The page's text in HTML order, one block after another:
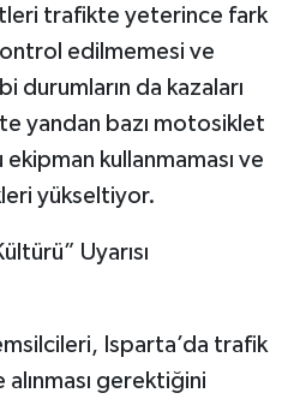
trafikte yeterince fark
edilmemesi ve
durumların da kazaları
yandan bazı motosiklet
kullanmaması ve
yükseltiyor.
Uyarısı
Isparta’da trafik
gerektiğini